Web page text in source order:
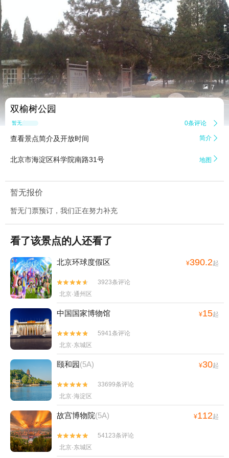
 7
双榆树公园
暂无点评 0条评论 
查看景点简介及开放时间 简介 
北京市海淀区科学院南路31号 地图 
暂无报价
暂无门票预订，我们正在努力补充
看了该景点的人还看了
北京环球度假区 ¥390.2起


3923条评论
北京·通州区
中国国家博物馆 ¥15起


5941条评论
北京·东城区
颐和园(5A) ¥30起


33699条评论
北京·海淀区
故宫博物院(5A) ¥112起


54123条评论
北京·东城区